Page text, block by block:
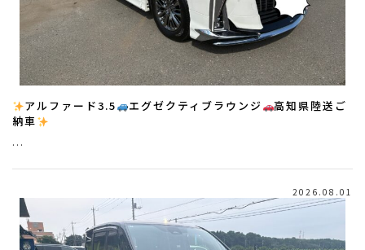
アルファード3.5 エグゼクティブラウンジ
高知県陸送ご
納車
…
2026.08.01